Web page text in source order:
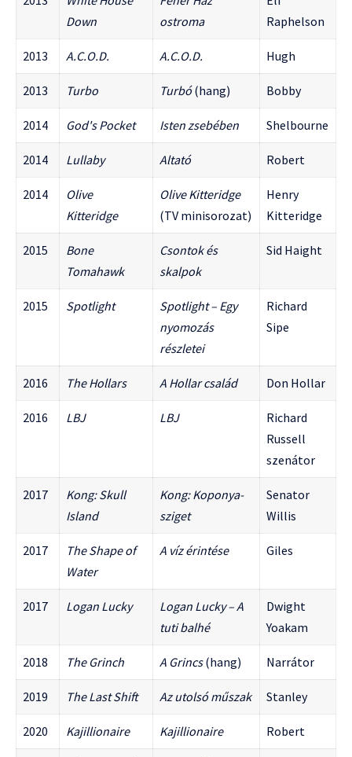
Down
ostroma
Raphelson
2013 A.C.O.D. A.C.O.D. Hugh
2013 Turbo Turbó(hang) Bobby
2014 God's Pocket Isten zsebében Shelbourne
2014 Lullaby Altató Robert
2014
Olive
Kitteridge
Olive Kitteridge
(TV minisorozat)
Henry
Kitteridge
2015
Bone
Tomahawk
Csontok és
skalpok
Sid Haight
2015 Spotlight
Spotlight – Egy
nyomozás
részletei
Richard
Sipe
2016 The Hollars A Hollar család Don Hollar
2016 LBJ LBJ
Richard
Russell
szenátor
2017
Kong: Skull
Island
Kong: Koponya-
sziget
Senator
Willis
2017
The Shape of
Water
A víz érintése Giles
2017 Logan Lucky
Logan Lucky – A
tuti balhé
Dwight
Yoakam
2018 The Grinch A Grincs(hang) Narrátor
2019 The Last Shift Az utolsó műszak Stanley
2020 Kajillionaire Kajillionaire Robert